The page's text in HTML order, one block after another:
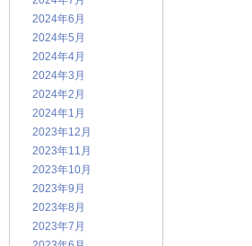
2024年6月
2024年5月
2024年4月
2024年3月
2024年2月
2024年1月
2023年12月
2023年11月
2023年10月
2023年9月
2023年8月
2023年7月